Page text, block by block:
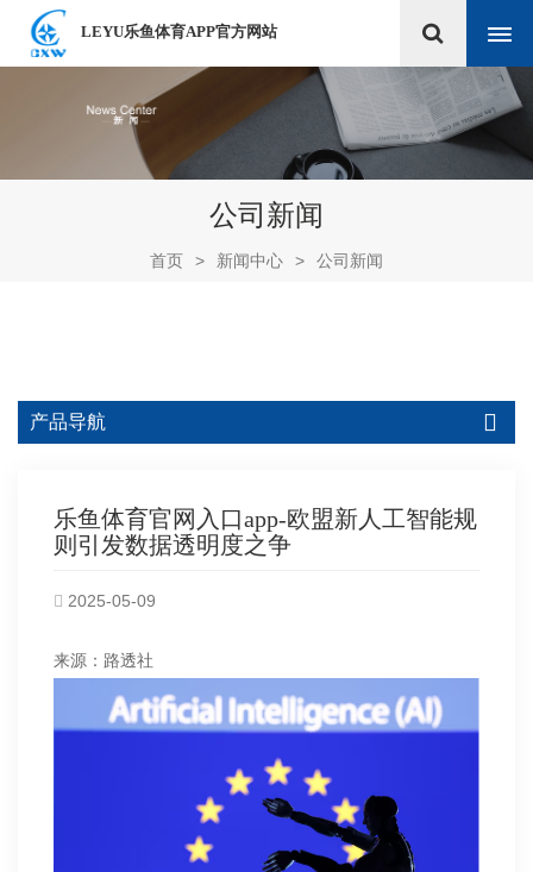
LEYU乐鱼体育APP官方网站
公司新闻
首页 > 新闻中心 > 公司新闻
产品导航
乐鱼体育官网入口app-欧盟新人工智能规
则引发数据透明度之争
2025-05-09
来源：路透社